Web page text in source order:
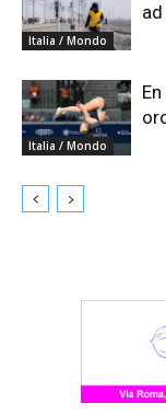
Italia / Mondo
Italia / Mondo